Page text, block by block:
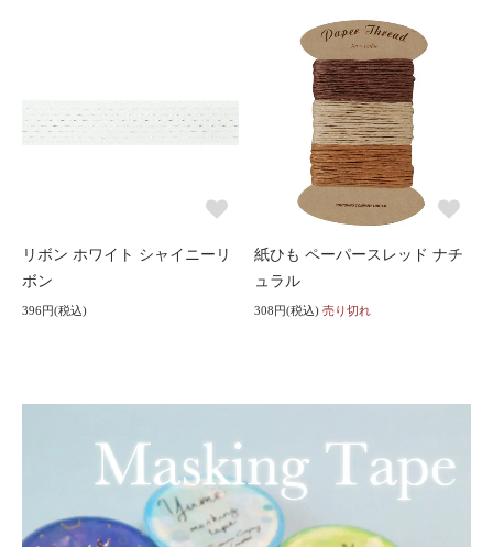
リボン ホワイト シャイニーリ
ボン
396円(税込)
紙ひも ペーパースレッド ナチ
ュラル
308円(税込) 売り切れ